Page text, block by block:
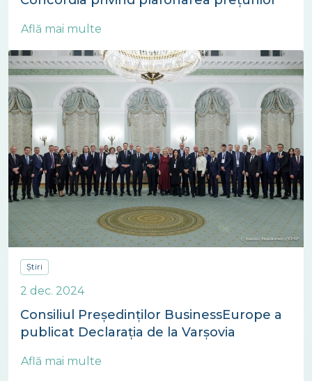
Află mai multe
Știri
2 dec. 2024
Consiliul Președinților BusinessEurope a
publicat Declarația de la Varșovia
Află mai multe